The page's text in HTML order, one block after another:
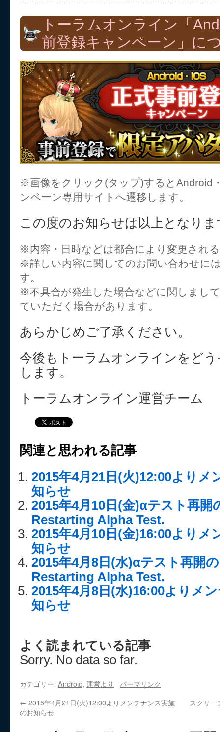
トーラムオンライン「
前登録キャンペーン」に
※画像をクリック(タップ)するとAndroid
ンペーン専用サイトへ遷移します。
この度のお知らせは以上となりま
※内容・日時などは都合により変更され
※詳しい内容に関してのお問い合わせに
す。
※不具合が発生した場合などに関しまし
ていただく場合があります。
あらかじめご了承ください。
今後もトーラムオンラインをど
します。
トーラムオンライン運営チーム
関連と思われる記事
2015年4月21日(火)12:00よりメ
知らせ
2015年4月10日(金)αテスト再開
Restarting Alpha Test.
2015年4月10日(金)16:00よりメ
知らせ
2015年4月8日(水)αテスト再開
Restarting Alpha Test.
2015年4月8日(水)16:00よりメ
知らせ
よく読まれている記事
Sorry. No data so far.
カテゴリー: Android, 運営より
パーマリンク
← 2015年4月21日(火)12:00よりメンテナンス実施
のお知らせ
スクリ